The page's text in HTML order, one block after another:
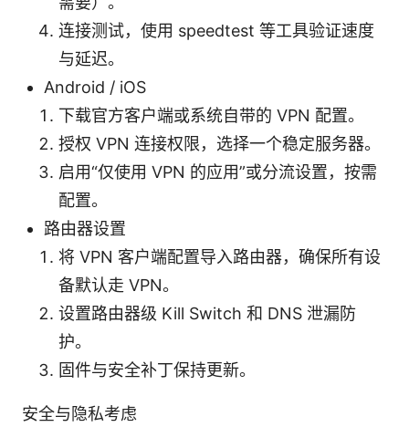
连接测试，使用 speedtest 等工具验证速度
与延迟。
Android / iOS
下载官方客户端或系统自带的 VPN 配置。
授权 VPN 连接权限，选择一个稳定服务器。
启用“仅使用 VPN 的应用”或分流设置，按需
配置。
路由器设置
将 VPN 客户端配置导入路由器，确保所有设
备默认走 VPN。
设置路由器级 Kill Switch 和 DNS 泄漏防
护。
固件与安全补丁保持更新。
安全与隐私考虑